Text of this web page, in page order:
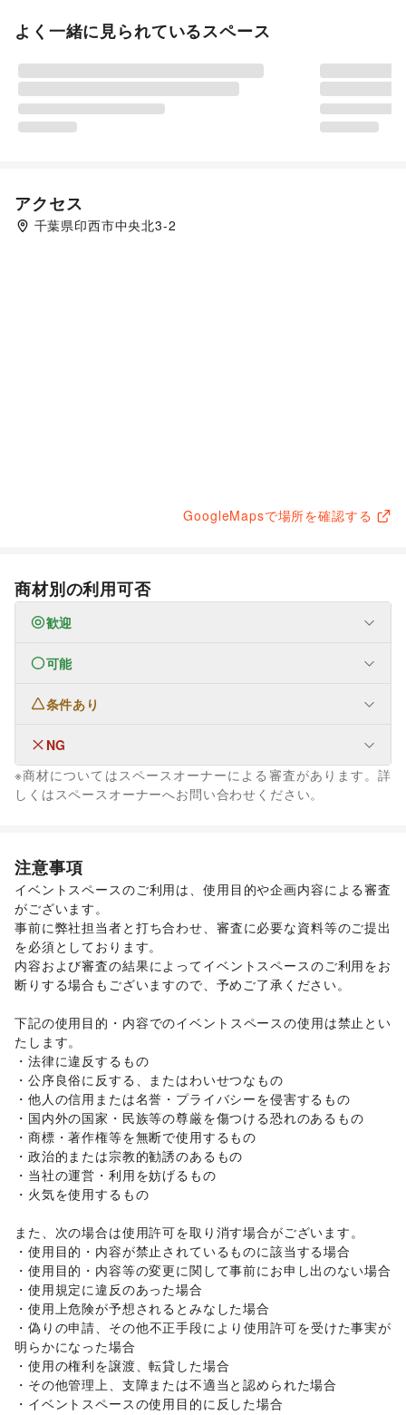
よく一緒に見られているスペース
アクセス
千葉県印西市中央北3-2
GoogleMapsで場所を確認する
商材別の利用可否
歓迎
なし可能
ファッション
ユニセックス
/ジュエリー・アクセサリー/メガネ・アイウェア/ 腕時計/
靴/バッグ・革小物/ファッション雑貨/ 和服・着物
軽食・ホットスナック
ワイン・洋酒/日本酒・焼酎・地酒/食材・調味料/
物産展・マルシェ
野菜・果物・生鮮食品/その他フード・飲食
インテリア・生活雑貨
インテリア/寝具・ベッド/ 家具・家電
キッチン雑貨・調理器具/掃除用品・生活便利品/ 文房具
園芸・ガーデニング/花・盆栽・ドライフラワー/
犬・猫・ペット
その他インテリア・生活雑貨
生活サービス
携帯キャリア・格安SIM/インターネット・プロバイダ
電気・ガス/ハウスクリーニング・家事代行/定期宅配/
リサイクル雑貨・古本/買取査定・金券/
ギフト・プレゼント/冠婚葬祭/ 資格・習い事
住宅（購入・賃貸）/たばこ/修理・メンテナンス
就職・転職・求人 /その他生活サービス
金融サービス
不動産投資/その他金融サービス
子育て・教育
ベビー用品/ランドセル/学習教材・通信教育/
子供向け教室・レッスン/塾・家庭教師
その他子育て・教育
美容・健康・医療
ジム・フィットネス
美容・コスメ・香水/ヘアケア・シャンプー
ヘアサロン・ネイルサロン/マッサージ・整体/
エステ・美容サービス/健康食品・サプリメント
条件あり
なしNG
生活サービス
ウォーターサーバー
※商材についてはスペースオーナーによる審査があります。詳
しくはスペースオーナーへお問い合わせください。
注意事項
イベントスペースのご利用は、使用目的や企画内容による審査
がございます。
事前に弊社担当者と打ち合わせ、審査に必要な資料等のご提出
を必須としております。
内容および審査の結果によってイベントスペースのご利用をお
断りする場合もございますので、予めご了承ください。
下記の使用目的・内容でのイベントスペースの使用は禁止とい
たします。
・法律に違反するもの
・公序良俗に反する、またはわいせつなもの
・他人の信用または名誉・プライバシーを侵害するもの
・国内外の国家・民族等の尊厳を傷つける恐れのあるもの
・商標・著作権等を無断で使用するもの
・政治的または宗教的勧誘のあるもの
・当社の運営・利用を妨げるもの
・火気を使用するもの
また、次の場合は使用許可を取り消す場合がございます。
・使用目的・内容が禁止されているものに該当する場合
・使用目的・内容等の変更に関して事前にお申し出のない場合
・使用規定に違反のあった場合
・使用上危険が予想されるとみなした場合
・偽りの申請、その他不正手段により使用許可を受けた事実が
明らかになった場合
・使用の権利を譲渡、転貸した場合
・その他管理上、支障または不適当と認められた場合
・イベントスペースの使用目的に反した場合